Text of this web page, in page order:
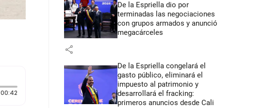
00:42Duración: 42 segundos
De la Espriella dio por
terminadas las negociaciones
con grupos armados y anunció
megacárceles
share
De la Espriella congelará el
gasto público, eliminará el
impuesto al patrimonio y
desarrollará el fracking:
primeros anuncios desde Cali